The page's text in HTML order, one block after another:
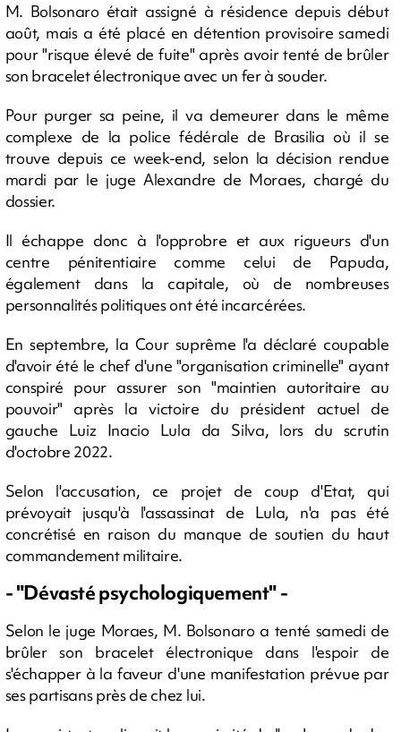
M. Bolsonaro était assigné à résidence depuis début
août, mais a été placé en détention provisoire samedi
pour "risque élevé de fuite" après avoir tenté de brûler
son bracelet électronique avec un fer à souder.
Pour purger sa peine, il va demeurer dans le même
complexe de la police fédérale de Brasilia où il se
trouve depuis ce week-end, selon la décision rendue
mardi par le juge Alexandre de Moraes, chargé du
dossier.
Il échappe donc à l'opprobre et aux rigueurs d'un
centre pénitentiaire comme celui de Papuda,
également dans la capitale, où de nombreuses
personnalités politiques ont été incarcérées.
En septembre, la Cour suprême l'a déclaré coupable
d'avoir été le chef d'une "organisation criminelle" ayant
conspiré pour assurer son "maintien autoritaire au
pouvoir" après la victoire du président actuel de
gauche Luiz Inacio Lula da Silva, lors du scrutin
d'octobre 2022.
Selon l'accusation, ce projet de coup d'Etat, qui
prévoyait jusqu'à l'assassinat de Lula, n'a pas été
concrétisé en raison du manque de soutien du haut
commandement militaire.
- "Dévasté psychologiquement" -
Selon le juge Moraes, M. Bolsonaro a tenté samedi de
brûler son bracelet électronique dans l'espoir de
s'échapper à la faveur d'une manifestation prévue par
ses partisans près de chez lui.